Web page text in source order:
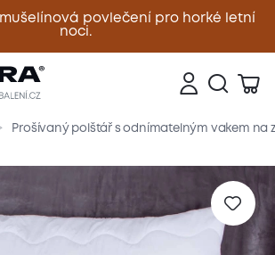
povlečení pro horké letní
noci.
Zavřít
Popis produktu Materiál
Prošívaný polštář s odnímatelným vakem na